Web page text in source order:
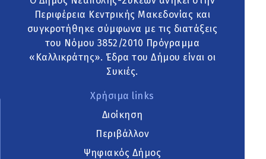
Περιφέρεια Κεντρικής Μακεδονίας και
συγκροτήθηκε σύμφωνα με τις διατάξεις
του Νόμου 3852/2010 Πρόγραμμα
«Καλλικράτης». Έδρα του Δήμου είναι οι
Συκιές.
Χρήσιμα links
Διοίκηση
Περιβάλλον
Ψηφιακός Δήμος